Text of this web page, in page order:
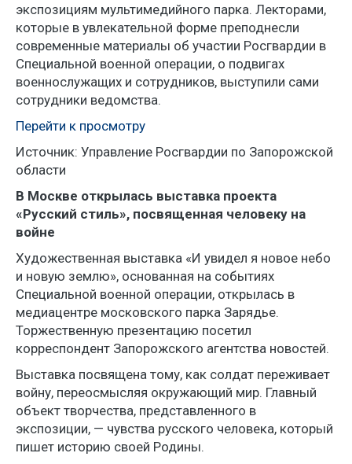
экспозициям мультимедийного парка. Лекторами,
которые в увлекательной форме преподнесли
современные материалы об участии Росгвардии в
Специальной военной операции, о подвигах
военнослужащих и сотрудников, выступили сами
сотрудники ведомства.
Перейти к просмотру
Источник: Управление Росгвардии по Запорожской
области
В Москве открылась выставка проекта
«Русский стиль», посвященная человеку на
войне
Художественная выставка «И увидел я новое небо
и новую землю», основанная на событиях
Специальной военной операции, открылась в
медиацентре московского парка Зарядье.
Торжественную презентацию посетил
корреспондент Запорожского агентства новостей.
Выставка посвящена тому, как солдат переживает
войну, переосмысляя окружающий мир. Главный
объект творчества, представленного в
экспозиции, — чувства русского человека, который
пишет историю своей Родины.